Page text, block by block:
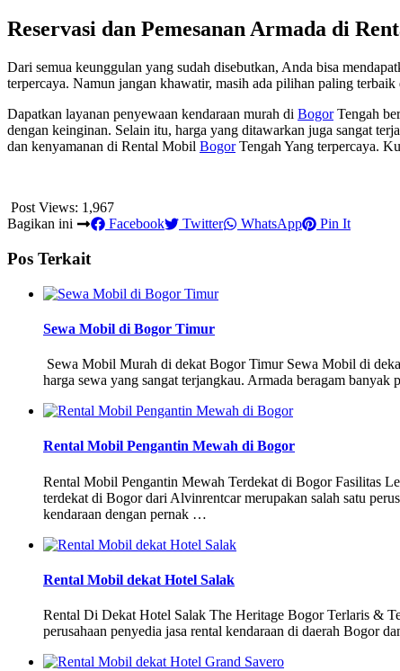
Reservasi dan Pemesanan Armada di
Dari semua keunggulan yang sudah disebutkan, Anda bisa
terpercaya. Namun jangan khawatir, masih ada pilihan paling
Dapatkan layanan penyewaan kendaraan murah di BogorTengah
dengan keinginan. Selain itu, harga yang ditawarkan juga sangat
dan kenyamanan di Rental Mobil BogorTengah Yang terpercaya.
Post Views: 1,967
Bagikan ini
Facebook Twitter WhatsApp Pin It
Pos Terkait
Sewa Mobil di Bogor Timur
Sewa Mobil Murah di dekat Bogor Timur Sewa Mobil di
harga sewa yang sangat terjangkau. Armada beragam
Rental Mobil Pengantin Mewah di Bogor
Rental Mobil Pengantin Mewah Terdekat di Bogor Fasilitas
terdekat di Bogor dari Alvinrentcar merupakan salah satu
kendaraan dengan pernak …
Rental Mobil dekat Hotel Salak
Rental Di Dekat Hotel Salak The Heritage Bogor Terlaris &
perusahaan penyedia jasa rental kendaraan di daerah Bogor